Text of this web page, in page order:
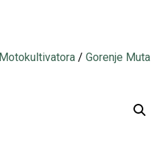
Motokultivatora /Gorenje Muta